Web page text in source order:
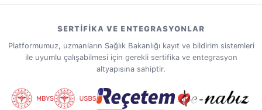
SERTIFIKA VE ENTEGRASYONLAR
Platformumuz, uzmanların Sağlık Bakanlığı kayıt ve bildirim sistemleri
ile uyumlu çalışabilmesi için gerekli sertifika ve entegrasyon
altyapısına sahiptir.